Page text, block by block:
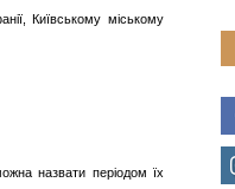
Київському міському
назвати періодом їх